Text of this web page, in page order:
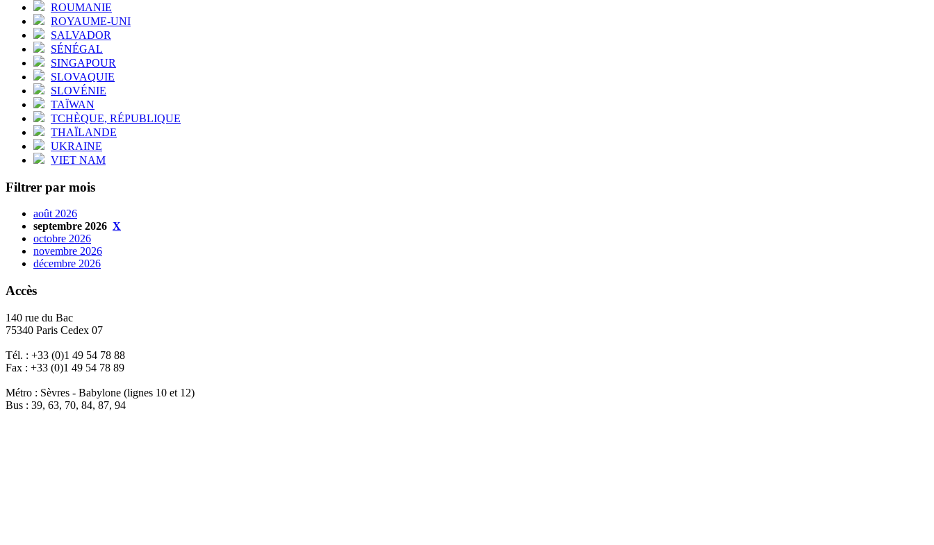
ROUMANIE
ROYAUME-UNI
SALVADOR
SÉNÉGAL
SINGAPOUR
SLOVAQUIE
SLOVÉNIE
TAÏWAN
TCHÈQUE, RÉPUBLIQUE
THAÏLANDE
UKRAINE
VIET NAM
Filtrer par mois
août 2026
septembre 2026 X
octobre 2026
novembre 2026
décembre 2026
Accès
140 rue du Bac
75340 Paris Cedex 07
Tél. : +33 (0)1 49 54 78 88
Fax : +33 (0)1 49 54 78 89
Métro : Sèvres - Babylone (lignes 10 et 12)
Bus : 39, 63, 70, 84, 87, 94